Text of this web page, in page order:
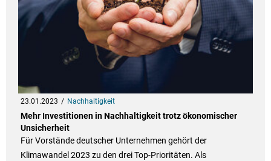
23.01.2023 Nachhaltigkeit
Mehr Investitionen in Nachhaltigkeit trotz ökonomischer
Unsicherheit
Für Vorstände deutscher Unternehmen gehört der
Klimawandel 2023 zu den drei Top-Prioritäten. Als